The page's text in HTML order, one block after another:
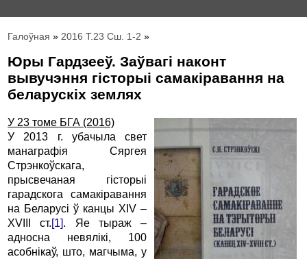
Галоўная » 2016 Т.23 Сш. 1-2 »
Юры Гардзееў. Заўвагі наконт
вывучэння гісторыі самакіравання на
беларускіх землях
У 23 томе БГА (2016)
У 2013 г. убачыла свет
манаграфія Сяргея
Стрэнкоўскага,
прысвечаная гісторыі
гарадскога самакіравання
на Беларусі ў канцы XIV –
XVIII ст.[1]. Яе тыраж –
адносна невялікі, 100
асобнікаў, што, магчыма, у